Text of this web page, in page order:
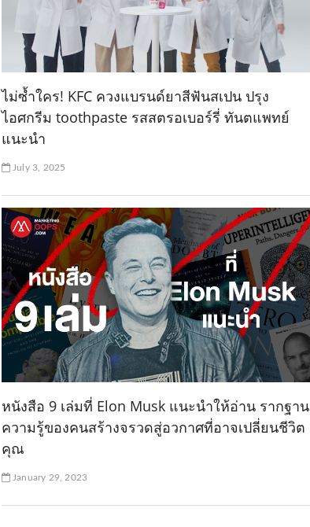
ไม่ซ้ำใคร! KFC ควงแบรนด์ยาสีฟันสเปน ปรุง
ไอศกรีม toothpaste รสสตรอเบอร์รี่ ทันตแพทย์
แนะนำ
July 3, 2025
หนังสือ 9 เล่มที่ Elon Musk แนะนำให้อ่าน รากฐาน
ความรู้ของคนสร้างจรวดสู่อวกาศที่อาจเปลี่ยนชีวิต
คุณ
January 29, 2023